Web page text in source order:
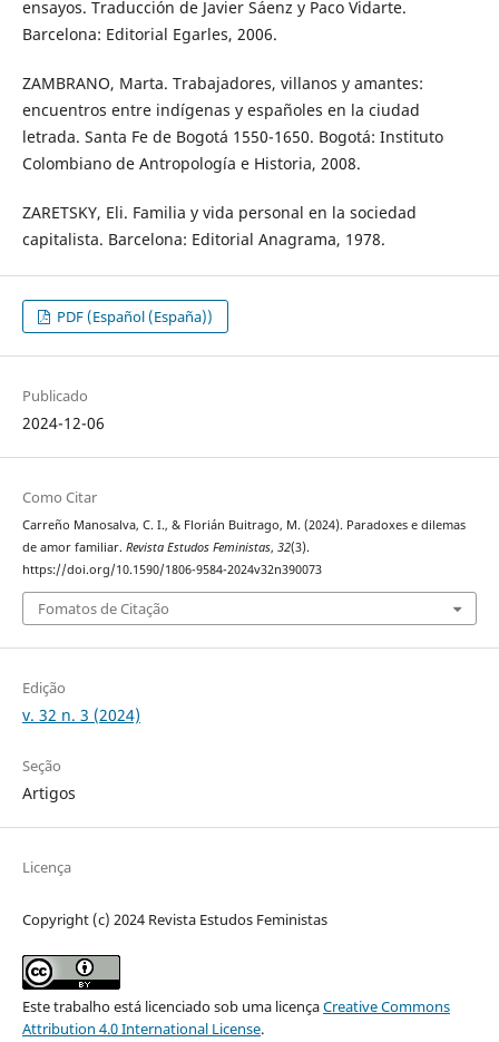
ensayos. Traducción de Javier Sáenz y Paco Vidarte.
Barcelona: Editorial Egarles, 2006.
ZAMBRANO, Marta. Trabajadores, villanos y amantes:
encuentros entre indígenas y españoles en la ciudad
letrada. Santa Fe de Bogotá 1550-1650. Bogotá: Instituto
Colombiano de Antropología e Historia, 2008.
ZARETSKY, Eli. Familia y vida personal en la sociedad
capitalista. Barcelona: Editorial Anagrama, 1978.
PDF (Español (España))
Publicado
2024-12-06
Como Citar
Carreño Manosalva, C. I., & Florián Buitrago, M. (2024). Paradoxes e dilemas
de amor familiar. Revista Estudos Feministas, 32(3).
https://doi.org/10.1590/1806-9584-2024v32n390073
Fomatos de Citação
Edição
v. 32 n. 3 (2024)
Seção
Artigos
Licença
Copyright (c) 2024 Revista Estudos Feministas
Este trabalho está licenciado sob uma licençaCreative Commons
Attribution 4.0 International License.